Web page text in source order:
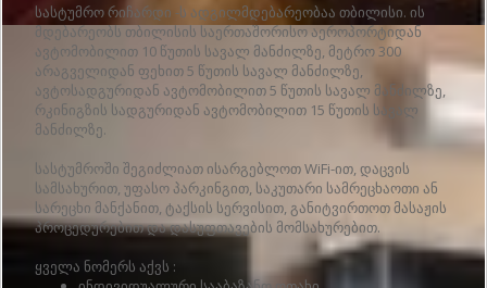
სასტუმრო რიჩარდი -ს ადგილმდებარეობაა თბილისი. ის
მდებარეობს თბილისის საერთაშორისო აეროპორტიდან
ავტომობილით 10 წუთის სავალ მანძილზე, მეტრო 300
არაგველიდან ფეხით 5 წუთის სავალ მანძილზე,
ავტოსადგურიდან ავტომობილით 5 წუთის სავალ მანძილზე,
რკინიგზის სადგურიდან ავტომობილით 15 წუთის სავალ
მანძილზე.
სასტუმროში შეგიძლიათ ისარგებლოთ WiFi-ით, დაცვის
სამსახურით, უფასო პარკინგით, საკუთარი სამრეცხაოთი ან
სარეცხი მანქანით, ტაქსის სერვისით, განიტვირთოთ მასაჟის
პროცედურებით და დასუფთავების მომსახურებით.
ყველა ნომერს აქვს :